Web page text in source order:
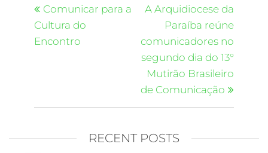
Comunicar para a
Cultura do
Encontro
A Arquidiocese da
Paraíba reúne
comunicadores no
segundo dia do 13°
Mutirão Brasileiro
de Comunicação
RECENT POSTS